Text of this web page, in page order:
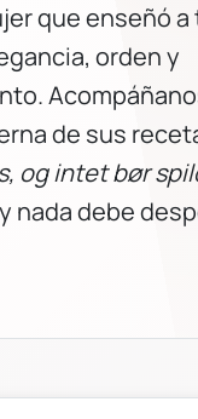
que enseñó a
orden y
de sus
og intet bør
nada debe